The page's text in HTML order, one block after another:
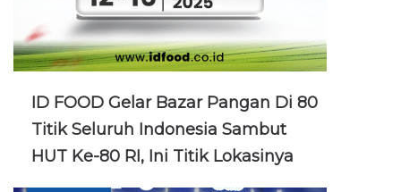
ID FOOD Gelar Bazar Pangan Di 80
Titik Seluruh Indonesia Sambut
HUT Ke-80 RI, Ini Titik Lokasinya